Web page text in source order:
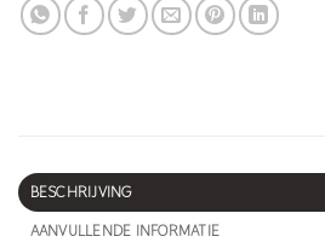
BESCHRIJVING
AANVULLENDE INFORMATIE